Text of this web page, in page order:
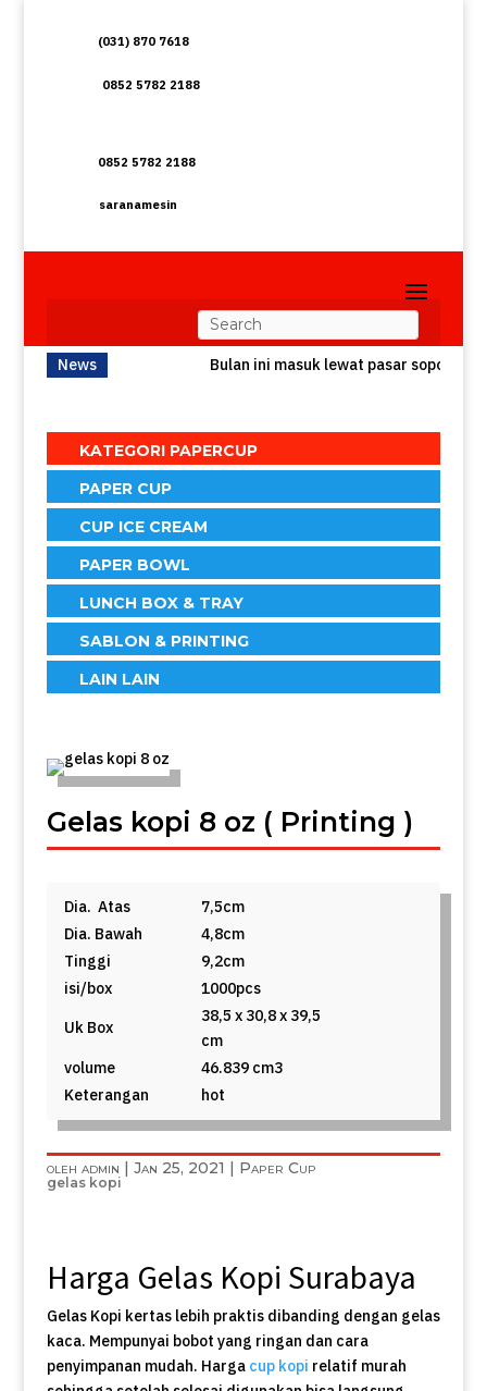
(031) 870 7618
0852 5782 2188
0852 5782 2188
saranamesin
News Bulan ini masuk lewat pasar soponyono
KATEGORI PAPERCUP
PAPER CUP
CUP ICE CREAM
PAPER BOWL
LUNCH BOX & TRAY
SABLON & PRINTING
LAIN LAIN
Gelas kopi 8 oz ( Printing )
Dia. Atas
7,5cm
Dia. Bawah
4,8cm
Tinggi
9,2cm
isi/box
1000pcs
Uk Box
38,5 x 30,8 x 39,5
cm
volume
46.839 cm3
Keterangan
hot
oleh admin | Jan 25, 2021 | Paper Cup
gelas kopi
Harga Gelas Kopi Surabaya
Gelas Kopi kertas lebih praktis dibanding dengan gelas
kaca. Mempunyai bobot yang ringan dan cara
penyimpanan mudah. Harga cup kopi relatif murah